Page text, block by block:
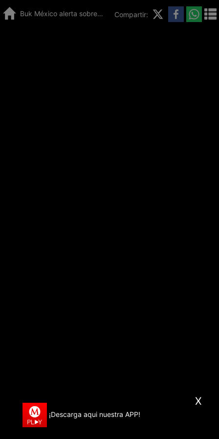
Buk México alerta sobre la conexión entre estrés y la nómina Compartir:
X
¡Descarga aqui nuestra APP!